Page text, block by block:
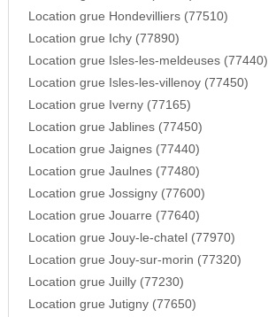
Location grue Hondevilliers (77510)
Location grue Ichy (77890)
Location grue Isles-les-meldeuses (77440)
Location grue Isles-les-villenoy (77450)
Location grue Iverny (77165)
Location grue Jablines (77450)
Location grue Jaignes (77440)
Location grue Jaulnes (77480)
Location grue Jossigny (77600)
Location grue Jouarre (77640)
Location grue Jouy-le-chatel (77970)
Location grue Jouy-sur-morin (77320)
Location grue Juilly (77230)
Location grue Jutigny (77650)